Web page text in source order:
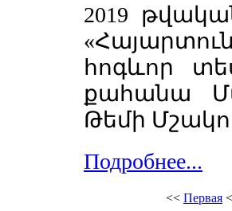
2019
հոգևոր
քահանա
Թեմի
Подробнее...
<< Первая